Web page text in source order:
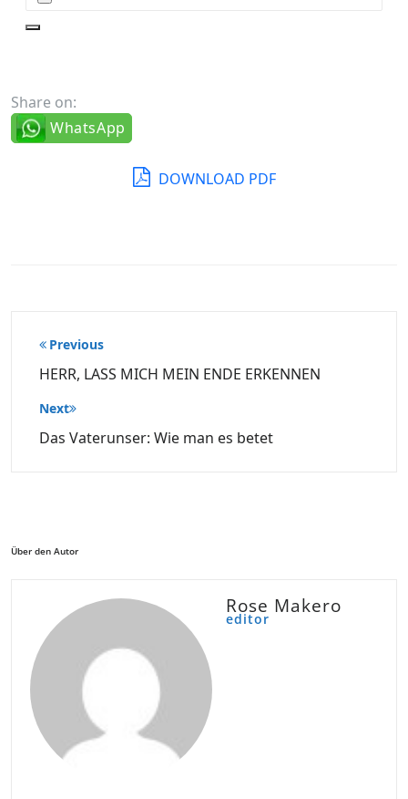
Share on:
WhatsApp
DOWNLOAD PDF
Beitragsnavigation
Previous
HERR, LASS MICH MEIN ENDE ERKENNEN
Next
Das Vaterunser: Wie man es betet
Über den Autor
Rose Makero
editor